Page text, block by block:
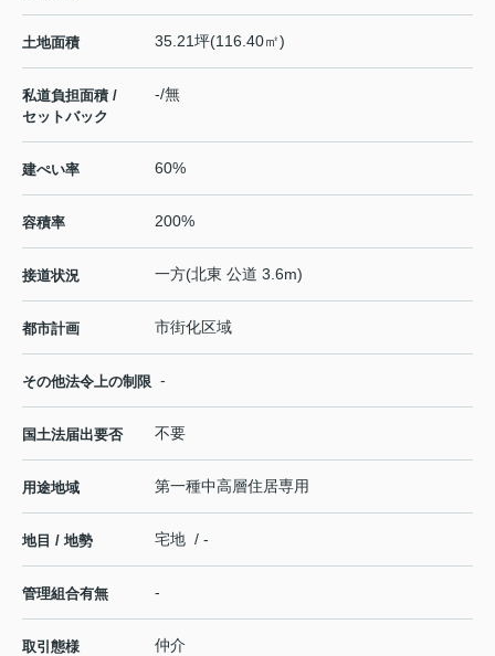
土地面積 35.21坪(116.40㎡)
私道負担面積 /
セットバック
-/無
建ぺい率 60%
容積率 200%
接道状況 一方(北東 公道 3.6m)
都市計画 市街化区域
その他法令上の制限 -
国土法届出要否 不要
用途地域 第一種中高層住居専用
地目 / 地勢 宅地 / -
管理組合有無 -
取引態様 仲介